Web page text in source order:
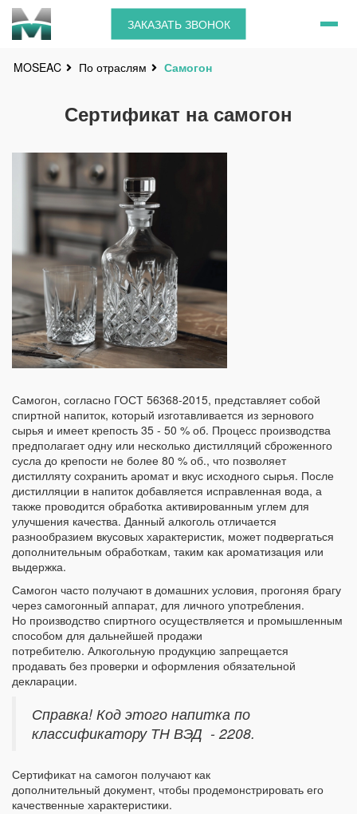
ЗАКАЗАТЬ ЗВОНОК
MOSEAC По отраслям Самогон
Сертификат на самогон
Самогон, согласно ГОСТ 56368-2015, представляет собой
спиртной напиток, который изготавливается из зернового
сырья и имеет крепость 35 - 50 % об. Процесс производства
предполагает одну или несколько дистилляций сброженного
сусла до крепости не более 80 % об., что позволяет
дистилляту сохранить аромат и вкус исходного сырья. После
дистилляции в напиток добавляется исправленная вода, а
также проводится обработка активированным углем для
улучшения качества. Данный алкоголь отличается
разнообразием вкусовых характеристик, может подвергаться
дополнительным обработкам, таким как ароматизация или
выдержка.
Самогон часто получают в домашних условия, прогоняя брагу
через самогонный аппарат, для личного употребления.
Но производство спиртного осуществляется и промышленным
способом для дальнейшей продажи
потребителю. Алкогольную продукцию запрещается
продавать без проверки и оформления обязательной
декларации.
Справка! Код этого напитка по
классификатору ТН ВЭД - 2208.
Сертификат на самогон получают как
дополнительный документ, чтобы продемонстрировать его
качественные характеристики.